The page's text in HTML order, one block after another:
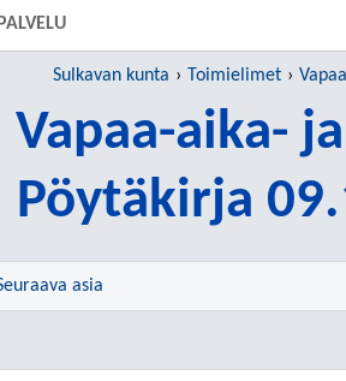
Sulkavan kunta Toimielimet
Vapaa-aika-
Pöytäkirja
asia